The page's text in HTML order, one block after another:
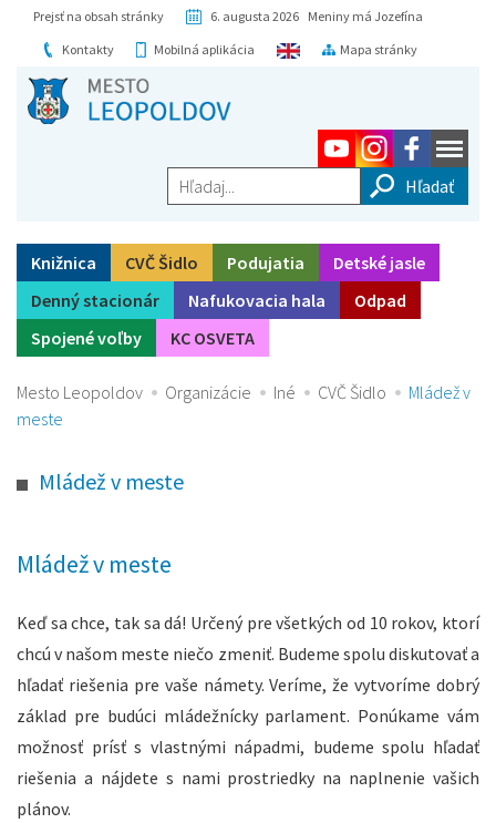
Prejsť na obsah stránky
6. augusta 2026 Meniny má Jozefína
Kontakty
Mobilná aplikácia Mapa stránky
Hľadaj...
Knižnica CVČ Šidlo Podujatia
Detské jasle
Denný stacionár
Nafukovacia hala
Odpad
Spojené voľby
KC OSVETA
Mesto Leopoldov Organizácie Iné CVČ Šidlo
Mládež v
meste
Mládež v meste
Mládež v meste
Keď sa chce, tak sa dá! Určený pre všetkých od 10 rokov, ktorí
chcú v našom meste niečo zmeniť. Budeme spolu diskutovať a
hľadať riešenia pre vaše námety. Veríme, že vytvoríme dobrý
základ pre budúci mládežnícky parlament. Ponúkame vám
možnosť prísť s vlastnými nápadmi, budeme spolu hľadať
riešenia a nájdete s nami prostriedky na naplnenie vašich
plánov.